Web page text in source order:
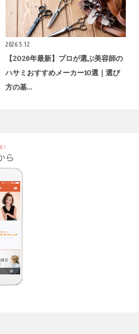
2026.5.12
【2026年最新】プロが選ぶ美容師の
ハサミおすすめメーカー10選｜選び
方の基…